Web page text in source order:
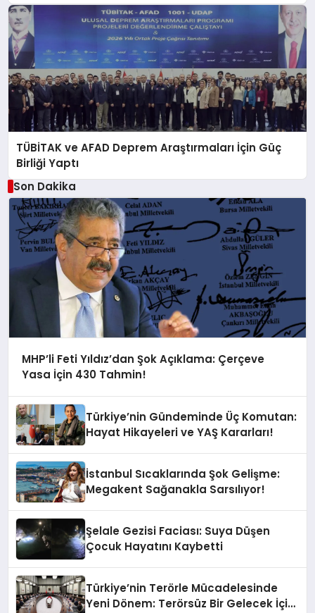
TÜBİTAK ve AFAD Deprem Araştırmaları İçin Güç
Birliği Yaptı
Son Dakika
MHP’li Feti Yıldız’dan Şok Açıklama: Çerçeve
Yasa İçin 430 Tahmin!
Türkiye’nin Gündeminde Üç Komutan:
Hayat Hikayeleri ve YAŞ Kararları!
İstanbul Sıcaklarında Şok Gelişme:
Megakent Sağanakla Sarsılıyor!
Şelale Gezisi Faciası: Suya Düşen
Çocuk Hayatını Kaybetti
Türkiye’nin Terörle Mücadelesinde
Yeni Dönem: Terörsüz Bir Gelecek İçin